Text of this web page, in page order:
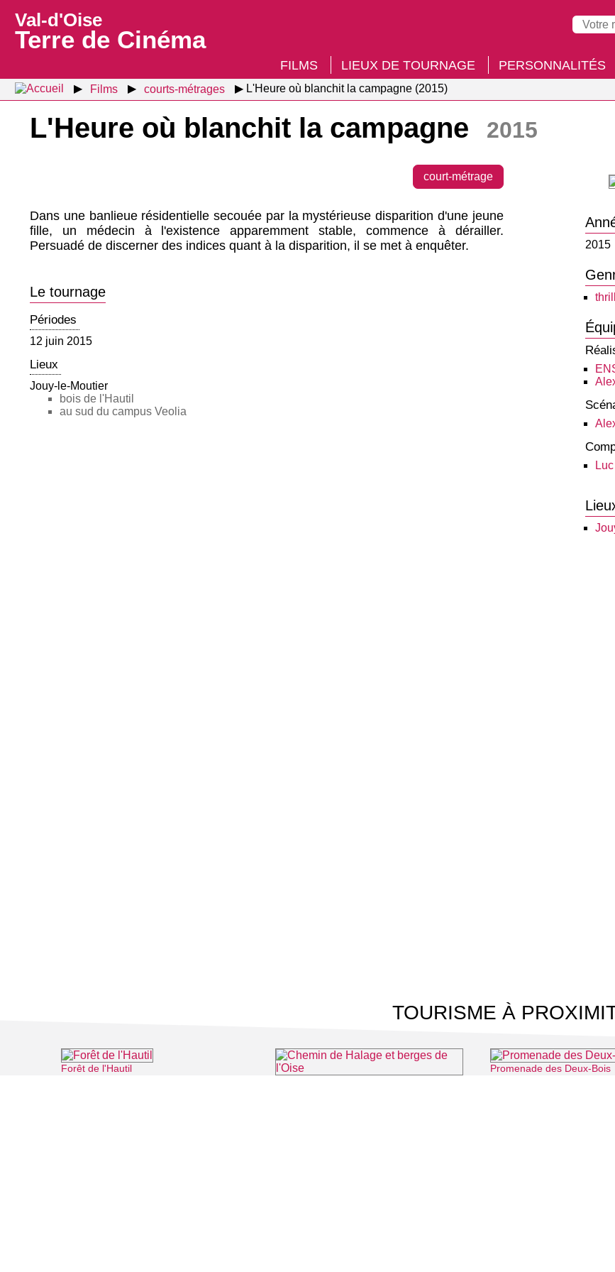
Val-d'Oise
Terre de Cinéma
FILMS LIEUX DE TOURNAGE PERSONNALITÉS
Films courts-métrages L'Heure où blanchit la campagne (2015)
L'Heure où blanchit la campagne 2015
court-métrage
Dans une banlieue résidentielle secouée par la mystérieuse disparition d'une jeune
fille, un médecin à l'existence apparemment stable, commence à dérailler.
Persuadé de discerner des indices quant à la disparition, il se met à enquêter.
Le tournage
Périodes
12 juin 2015
Lieux
Jouy-le-Moutier
bois de l'Hautil
au sud du campus Veolia
2015
TOURISME À
Forêt de l'Hautil
Promenade des Deux-Bois